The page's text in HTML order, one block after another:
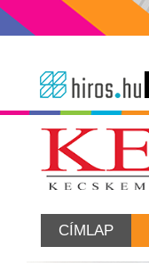
CÍMLAP